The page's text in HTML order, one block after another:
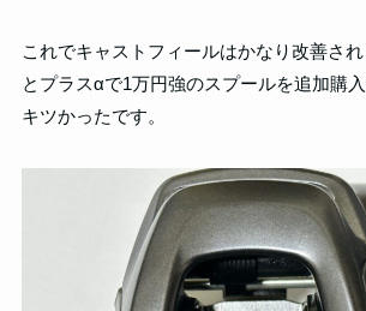
これでキャストフィールはかなり改善さ
とプラスαで1万円強のスプールを追加購
キツかったです。